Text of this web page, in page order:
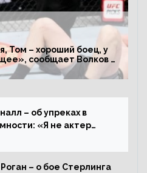
Том – хороший боец, у
сообщает Волков –
– об упреках в
«Я не актер
– о бое Стерлинга